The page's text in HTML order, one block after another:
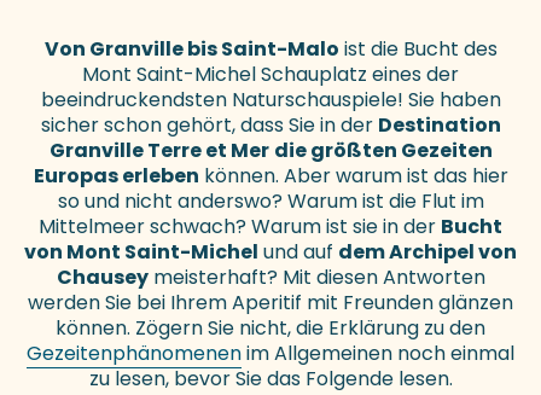
Von Granville bis Saint-Malo ist die Bucht des
Mont Saint-Michel Schauplatz eines der
beeindruckendsten Naturschauspiele! Sie haben
sicher schon gehört, dass Sie in der Destination
Granville Terre et Mer die größten Gezeiten
Europas erleben können. Aber warum ist das hier
so und nicht anderswo? Warum ist die Flut im
Mittelmeer schwach? Warum ist sie in der Bucht
von Mont Saint-Michel und auf dem Archipel von
Chauseymeisterhaft? Mit diesen Antworten
werden Sie bei Ihrem Aperitif mit Freunden glänzen
können. Zögern Sie nicht, die Erklärung zu den
Gezeitenphänomenenim Allgemeinen noch einmal
zu lesen, bevor Sie das Folgende lesen.